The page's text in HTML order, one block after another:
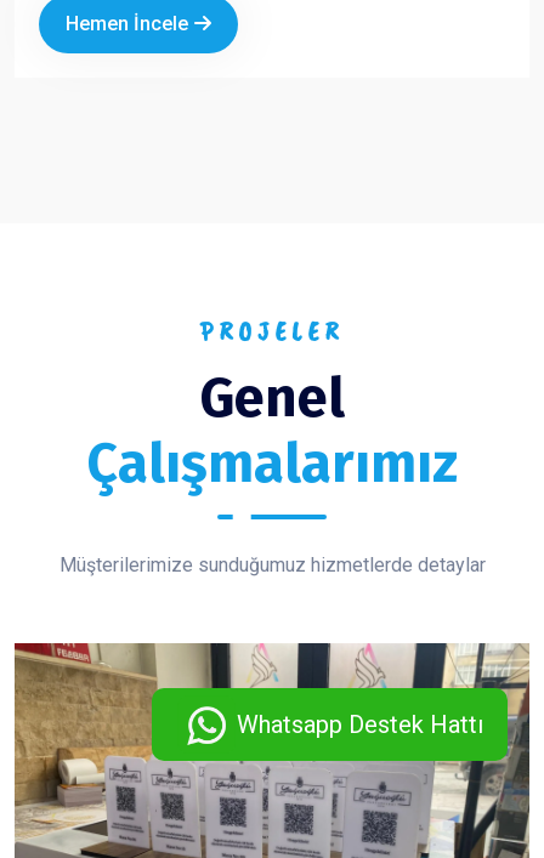
kullanılır. Canlı renkler ve yüksek çözünürlükte baskı
kalitesi ile markanızı uzaktan bile fark edilir hale getirir.
Hemen İncele
PROJELER
Genel
Çalışmalarımız
Müşterilerimize sunduğumuz hizmetlerde detaylar
Whatsapp Destek Hattı